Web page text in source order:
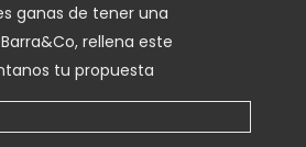
ganas de tener una
rellena este
tu propuesta